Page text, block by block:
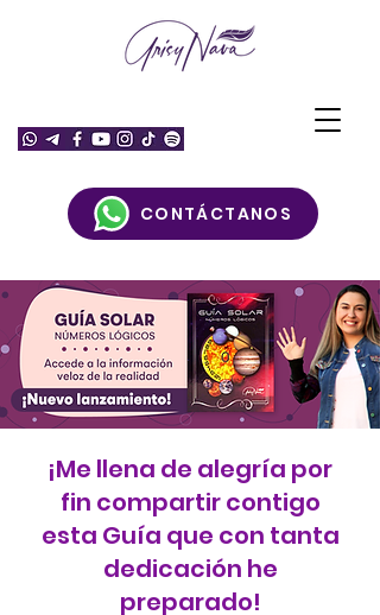
CONTÁCTANOS
¡Me llena de alegría por
fin compartir contigo
esta Guía que con tanta
dedicación he
preparado!